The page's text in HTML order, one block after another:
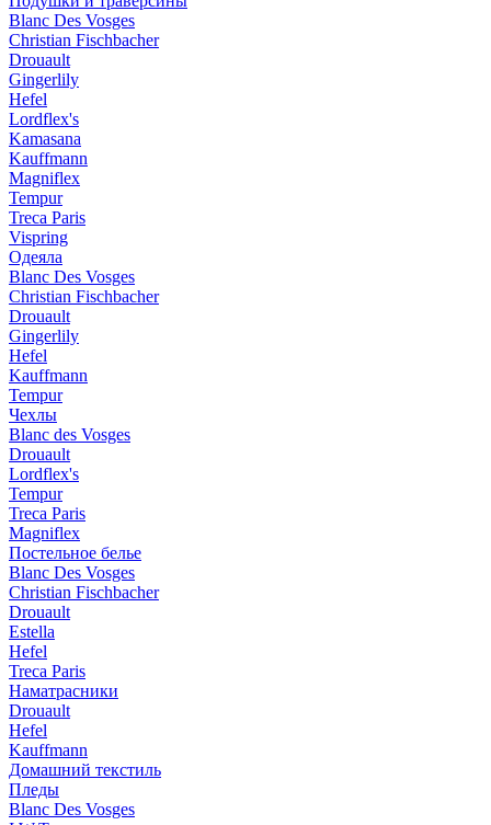
Blanc Des Vosges
Christian Fischbacher
Drouault
Gingerlily
Hefel
Lordflex's
Kamasana
Kauffmann
Magniflex
Tempur
Treca Paris
Vispring
Одеяла
Blanc Des Vosges
Christian Fischbacher
Drouault
Gingerlily
Hefel
Kauffmann
Tempur
Чехлы
Blanc des Vosges
Drouault
Lordflex's
Tempur
Treca Paris
Magniflex
Постельное белье
Blanc Des Vosges
Christian Fischbacher
Drouault
Estella
Hefel
Treca Paris
Наматрасники
Drouault
Hefel
Kauffmann
Домашний текстиль
Пледы
Blanc Des Vosges